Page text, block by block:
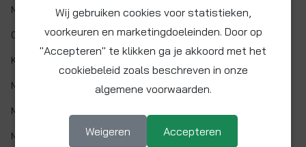
Materiaal: Acetalcopolymeer (POM)
O-ring: NITRIL (NBR)
Kleur:
Min. werktemp.: 1 °C
Max. werktemp.:
Max. werkdruk: 10 bar bij 20°C
Wij gebruiken cookies voor statistieken,
voorkeuren en marketingdoeleinden. Door op
"Accepteren" te klikken ga je akkoord met het
cookiebeleid zoals beschreven in onze
algemene voorwaarden.
Weigeren Accepteren